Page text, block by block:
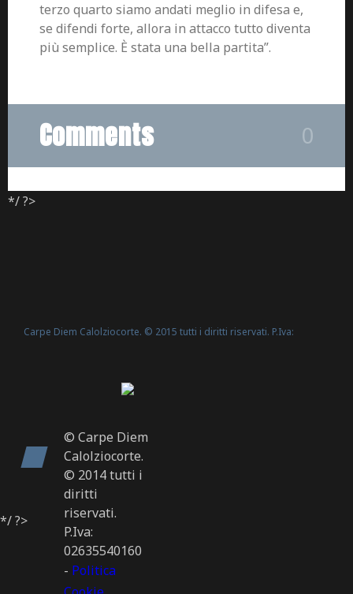
terzo quarto siamo andati meglio in difesa e,
se difendi forte, allora in attacco tutto diventa
più semplice. È stata una bella partita”.
Comments 0
*/ ?>
Carpe Diem Calolziocorte. © 2015 tutti i diritti riservati. P.Iva:
© Carpe Diem
Calolziocorte.
© 2014 tutti i
diritti
riservati.
P.Iva:
02635540160
- Politica
*/ ?>